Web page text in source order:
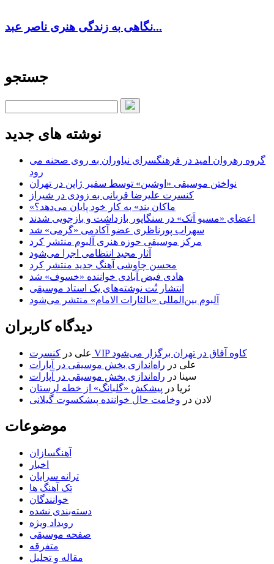
نگاهی به زندگی هنری ناصر عبد...
جستجو
نوشته های جدید
گروه رهروان امید در فرهنگسرای نیاوران به روی صحنه می
رود
نواختن موسیقی «اوشین» توسط سفیر ژاپن در تهران
کنسرت علیرضا قربانی به زودی در شیراز
«ماکان بند» به کار خود پایان می‌دهد؟
اعضای «مسیو اَتک» در سنگاپور بازداشت و بازجویی شدند
سهراب پورناظری عضو آکادمی «گرمی» شد
مرکز موسیقی حوزه هنری آلبوم منتشر کرد
آثار مجید انتظامی اجرا می‌شود
محسن چاوشی آهنگ جدید منتشر کرد
هادی فیض آبادی خواننده «خسوف» شد
انتشار نُت نوشته‌های یک استاد موسیقی
آلبوم بین‌المللی «یالثارات الامام» منتشر می‌شود
دیدگاه کاربران
علی در
کنسرت VIP کاوه آفاق در تهران برگزار می‌شود
علی در راه‌اندازی بخش موسیقی در آپارات
سینا در راه‌اندازی بخش موسیقی در آپارات
ثریا در پیشکش «گلبانگ» از خطه لرستان
لادن در وخامت حال خواننده پیشکسوت گیلانی
موضوعات
آهنگسازان
اخبار
ترانه سرایان
تک آهنگ ها
خوانندگان
دسته‌بندی نشده
رویداد ویژه
صفحه موسیقی
متفرقه
مقاله و تحلیل